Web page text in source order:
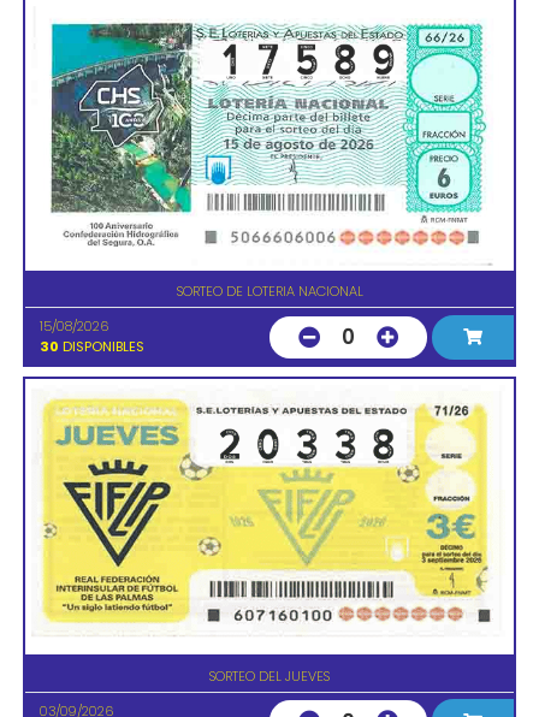
SORTEO DE LOTERIA NACIONAL
15/08/2026
30 DISPONIBLES 0
SORTEO DEL JUEVES
03/09/2026